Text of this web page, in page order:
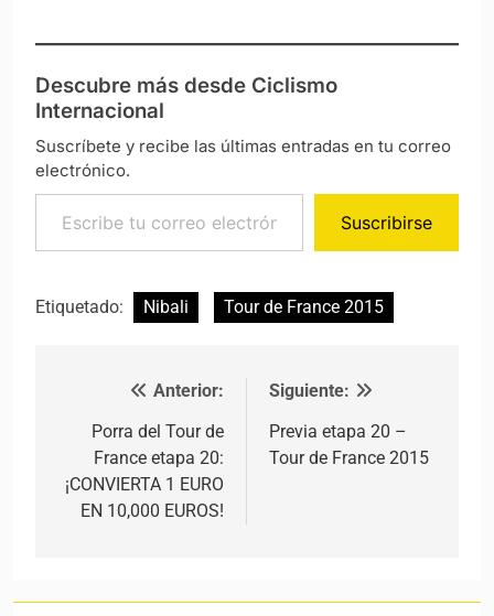
Descubre más desde Ciclismo
Internacional
Suscríbete y recibe las últimas entradas en tu correo
electrónico.
Escribe tu correo electrónico…
Suscribirse
Etiquetado: Nibali Tour de France 2015
Navegación de entradas
Anterior:
Porra del Tour de
France etapa 20:
¡CONVIERTA 1 EURO
EN 10,000 EUROS!
Siguiente:
Previa etapa 20 –
Tour de France 2015